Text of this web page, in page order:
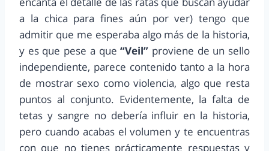
a la chica para fines aún por ver) tengo que
admitir que me esperaba algo más de la historia,
y es que pese a que“Veil” proviene de un sello
independiente, parece contenido tanto a la hora
de mostrar sexo como violencia, algo que resta
puntos al conjunto. Evidentemente, la falta de
tetas y sangre no debería influir en la historia,
pero cuando acabas el volumen y te encuentras
con que no tienes prácticamente respuestas y